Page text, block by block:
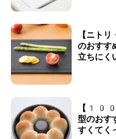
【ニト
のおすす
立ちにく
【100
型のお
すくてく